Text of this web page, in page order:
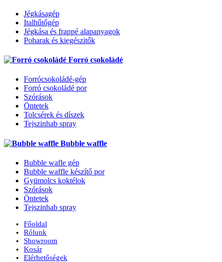
Jégkásagép
Italhűtőgép
Jégkása és frappé alapanyagok
Poharak és kiegészitők
Forró csokoládé
Forrócsokoládé-gép
Forró csokoládé por
Szórások
Öntetek
Tolcsérek és díszek
Tejszinhab spray
Bubble waffle
Bubble wafle gép
Bubble waffle készítő por
Gyümolcs koktélok
Szórások
Öntetek
Tejszinhab spray
Főoldal
Rólunk
Showroom
Kosár
Elérhetőségek